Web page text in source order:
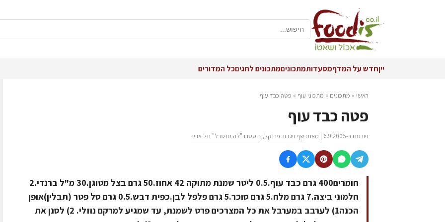
ייןחדש על המדףמסעדותמתכוניםמתכונים לחגיםכל המדורים
ראשי » מתכונים » מתכוני עוף » פטה כבד עוף
פטה כבד עוף
פורסם ב-6.9.2005 | מאת: שף ויגדור פרנקל, ביסטרו "לה סנטרל" תל אביב
חומרים400 גרם כבד עוף.0.5 ליטר שמנת מתוקה 42 אחוז.50 גרם בצל מטוגן.30 מ"ל ברנדי.2
חלמוני ביצה.7 גרם מלח.5 גרם סוכר.5 גרם פלפל לבן.כפית דבש.0.5 גרם סל פטר (תבלין)אופן
הכנה1) לערבב במערבל את כל המצרכים פרט לשמנת, עד שמגיע למרקם נוזלי. 2) לסנן את